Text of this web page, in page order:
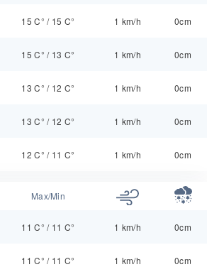
15 C° / 15 C° 1 km/h 0cm
15 C° / 13 C° 1 km/h 0cm
13 C° / 12 C° 1 km/h 0cm
13 C° / 12 C° 1 km/h 0cm
12 C° / 11 C° 1 km/h 0cm
Max/Min
11 C° / 11 C° 1 km/h 0cm
11 C° / 11 C° 1 km/h 0cm